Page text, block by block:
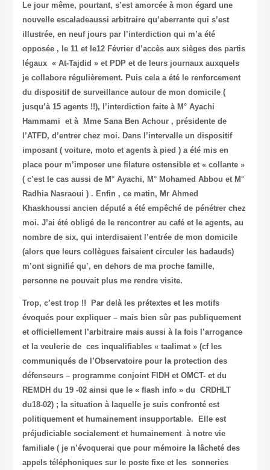
Le jour même, pourtant, s’est amorcée à mon égard une
nouvelle escaladeaussi arbitraire qu’aberrante qui s’est
illustrée, en neuf jours par l’interdiction qui m’a été
opposée , le 11 et le12 Février d’accès aux sièges des partis
légaux « At-Tajdid » et PDP et de leurs journaux auxquels
je collabore régulièrement. Puis cela a été le renforcement
du dispositif de surveillance autour de mon domicile (
jusqu’à 15 agents !!), l’interdiction faite à M° Ayachi
Hammami et à Mme Sana Ben Achour , présidente de
l’ATFD, d’entrer chez moi. Dans l’intervalle un dispositif
imposant ( voiture, moto et agents à pied ) a été mis en
place pour m’imposer une filature ostensible et « collante »
( c’est le cas aussi de M° Ayachi, M° Mohamed Abbou et M°
Radhia Nasraoui ) . Enfin , ce matin, Mr Ahmed
Khaskhoussi ancien député a été empêché de pénétrer chez
moi. J’ai été obligé de le rencontrer au café et le agents, au
nombre de six, qui interdisaient l’entrée de mon domicile
(alors que leurs collègues faisaient circuler les badauds)
m’ont signifié qu’, en dehors de ma proche famille,
personne ne pouvait plus me rendre visite.
Trop, c’est trop !! Par delà les prétextes et les motifs
évoqués pour expliquer – mais bien sûr pas publiquement
et officiellement l’arbitraire mais aussi à la fois l’arrogance
et la veulerie de ces inqualifiables « taalimat » (cf les
communiqués de l’Observatoire pour la protection des
défenseurs – programme conjoint FIDH et OMCT- et du
REMDH du 19 -02 ainsi que le « flash info » du CRDHLT
du18-02) ; la situation à laquelle je suis confronté est
politiquement et humainement insupportable. Elle est
préjudiciable socialement et humainement à notre vie
familiale ( je n’évoquerai que pour mémoire la lâcheté des
appels téléphoniques sur le poste fixe et les sonneries